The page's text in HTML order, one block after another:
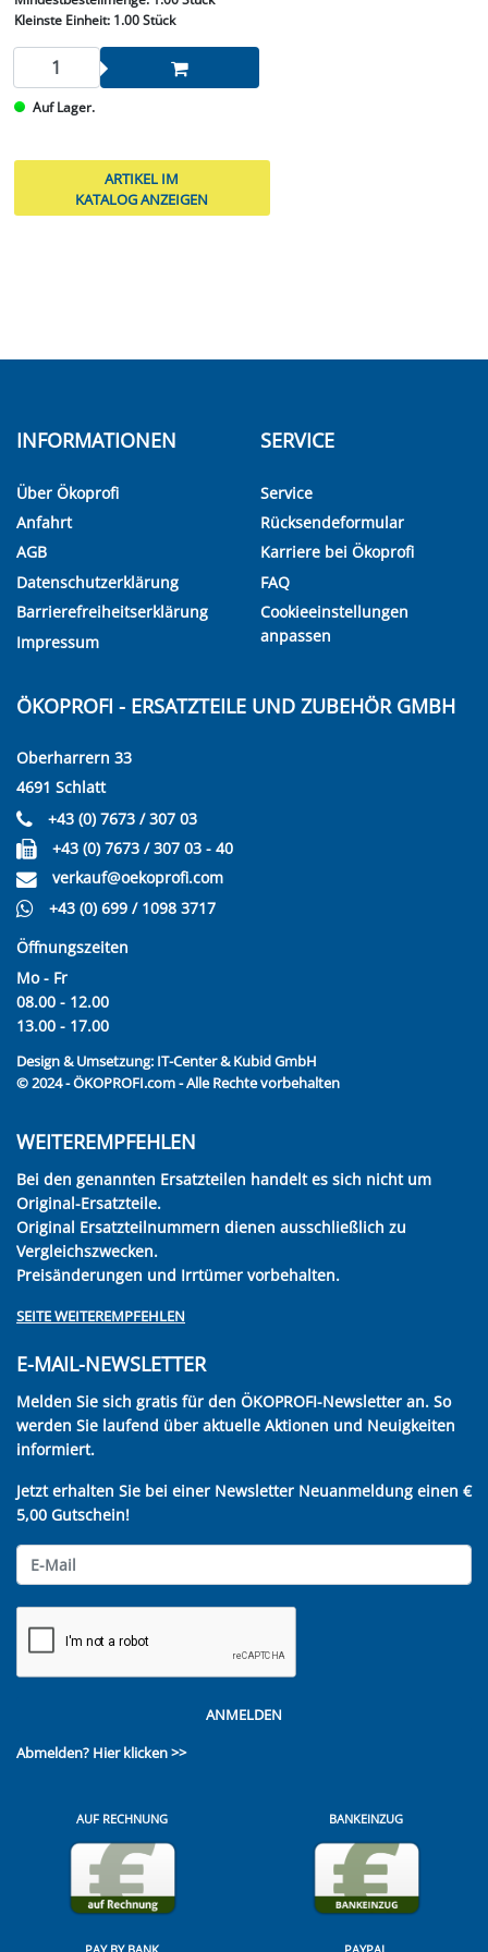
Kleinste Einheit:1.00 Stück
Auf Lager.
ARTIKEL IM
KATALOG ANZEIGEN
INFORMATIONEN
Über Ökoprofi
Anfahrt
AGB
Datenschutzerklärung
Barrierefreiheitserklärung
Impressum
SERVICE
Service
Rücksendeformular
Karriere bei Ökoprofi
FAQ
Cookieeinstellungen
anpassen
ÖKOPROFI - ERSATZTEILE UND ZUBEHÖR GMBH
Oberharrern 33
4691 Schlatt
+43 (0) 7673 / 307 03
+43 (0) 7673 / 307 03 - 40
verkauf@oekoprofi.com
+43 (0) 699 / 1098 3717
Öffnungszeiten
Mo - Fr
08.00 - 12.00
13.00 - 17.00
Design & Umsetzung: IT-Center & Kubid GmbH
© 2024 - ÖKOPROFI.com - Alle Rechte vorbehalten
WEITEREMPFEHLEN
Bei den genannten Ersatzteilen handelt es sich nicht um
Original-Ersatzteile.
Original Ersatzteilnummern dienen ausschließlich zu
Vergleichszwecken.
Preisänderungen und Irrtümer vorbehalten.
SEITE WEITEREMPFEHLEN
E-MAIL-NEWSLETTER
Melden Sie sich gratis für den ÖKOPROFI-Newsletter an. So
werden Sie laufend über aktuelle Aktionen und Neuigkeiten
informiert.
Jetzt erhalten Sie bei einer Newsletter Neuanmeldung einen €
5,00 Gutschein!
ANMELDEN
Abmelden? Hier klicken >>
AUF RECHNUNG BANKEINZUG